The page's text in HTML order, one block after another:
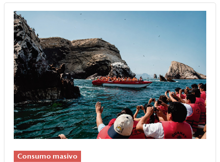
Consumo masivo